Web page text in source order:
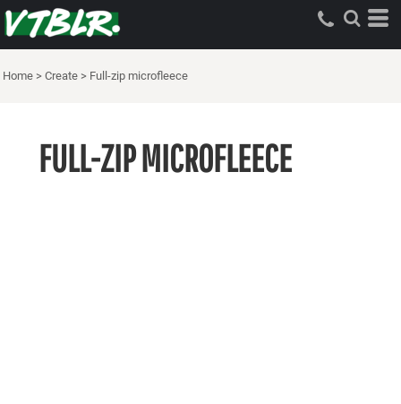
Home > Create > Full-zip microfleece
FULL-ZIP MICROFLEECE